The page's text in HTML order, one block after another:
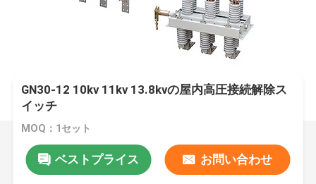
GN30-12 10kv 11kv 13.8kvの屋内高圧接続解除ス
イッチ
MOQ：1セット
ベストプライス お問い合わせ